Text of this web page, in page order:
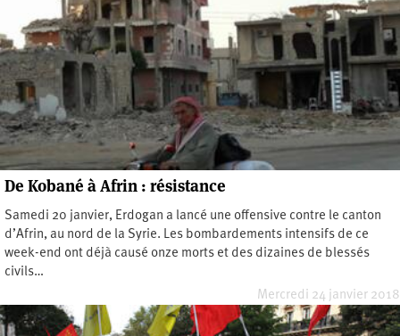
De Kobané à Afrin : résistance
Samedi 20 janvier, Erdogan a lancé une offensive contre le canton
d’Afrin, au nord de la Syrie. Les bombardements intensifs de ce
week-end ont déjà causé onze morts et des dizaines de blessés
civils…
Mercredi 24 janvier 2018